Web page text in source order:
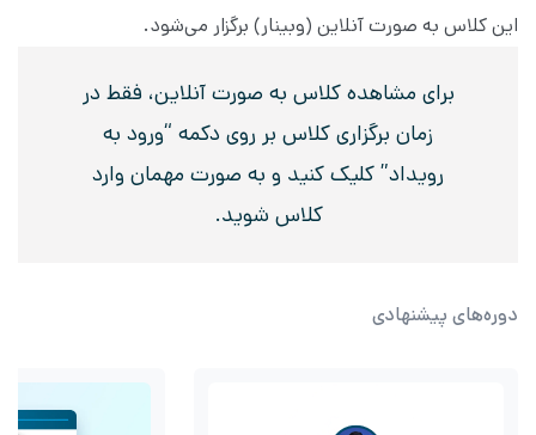
این کلاس به صورت آنلاین (وبینار) برگزار می‌شود.
برای مشاهده کلاس به صورت آنلاین، فقط در
زمان برگزاری کلاس بر روی دکمه “ورود به
رویداد” کلیک کنید و به صورت مهمان وارد
کلاس شوید.
دوره‌های پیشنهادی